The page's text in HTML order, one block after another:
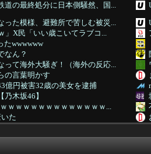
道の最終処分に日本側騒然、国...
た模様、避難所で苦しむ被災...
」X民「いい歳こいてラブコ...
たwwwwww
なん？
て海外大騒ぎ！（海外の反応...
の言葉明かす
億円被害32歳の美女を逮捕
木坂46】
ｗｗｗｗｗｗｗｗｗｗｗｗｗ...
た
けど合格したの通えない距離...
注意を」…中部各地に危険度...